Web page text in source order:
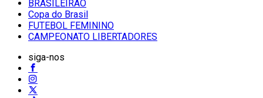
BRASILEIRÃO
Copa do Brasil
FUTEBOL FEMININO
CAMPEONATO LIBERTADORES
siga-nos